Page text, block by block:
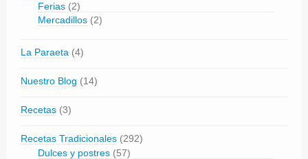
Ferias (2)
Mercadillos (2)
La Paraeta (4)
Nuestro Blog (14)
Recetas (3)
Recetas Tradicionales (292)
Dulces y postres (57)